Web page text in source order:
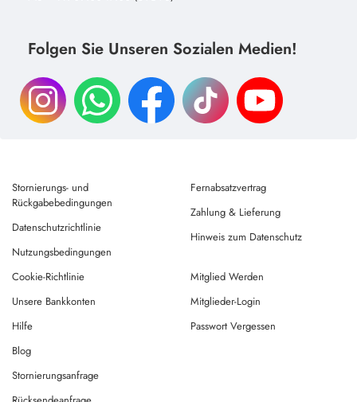
Folgen Sie Unseren Sozialen Medien!
Stornierungs- und
Rückgabebedingungen
Datenschutzrichtlinie
Nutzungsbedingungen
Fernabsatzvertrag
Zahlung & Lieferung
Hinweis zum Datenschutz
Cookie-Richtlinie
Unsere Bankkonten
Hilfe
Mitglied Werden
Mitglieder-Login
Passwort Vergessen
Blog
Stornierungsanfrage